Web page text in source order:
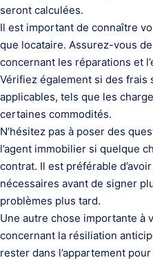
seront calculées.
Il est important de connaître
que locataire. Assurez-vous
concernant les réparations et
Vérifiez également si des frais
applicables, tels que les
certaines commodités.
N’hésitez pas à poser des
l’agent immobilier si quelque
contrat. Il est préférable
nécessaires avant de signer
problèmes plus tard.
Une autre chose importante à
concernant la résiliation
rester dans l’appartement